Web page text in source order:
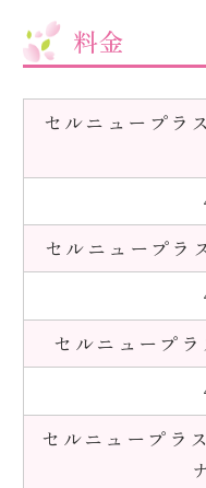
料金
セルニュープラ
セルニュープラ
セルニュープ
セルニュープラ